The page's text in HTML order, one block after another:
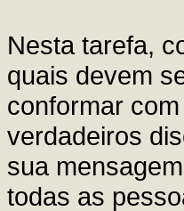
Nesta tarefa,
quais devem
conformar
verdadeiros
sua
todas as